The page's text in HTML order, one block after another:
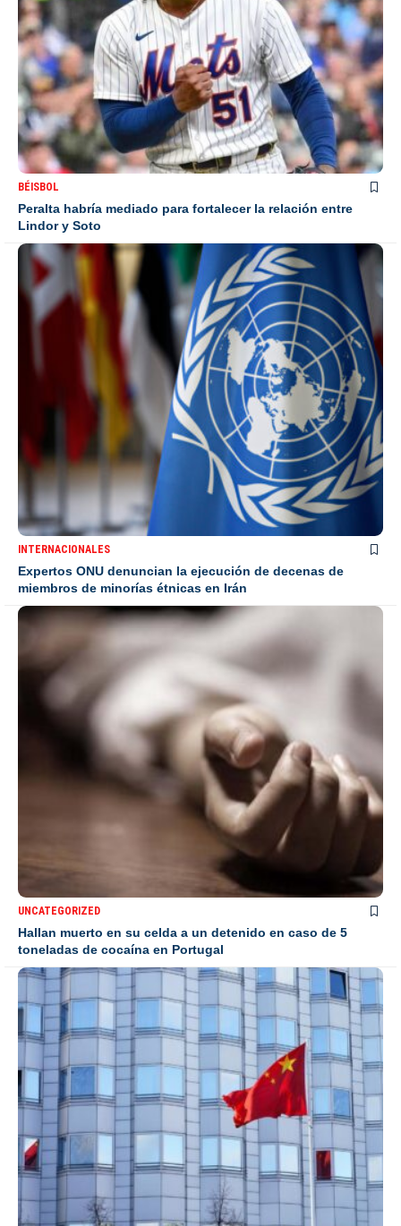
BÉISBOL
Peralta habría mediado para fortalecer la relación entre
Lindor y Soto
INTERNACIONALES
Expertos ONU denuncian la ejecución de decenas de
miembros de minorías étnicas en Irán
UNCATEGORIZED
Hallan muerto en su celda a un detenido en caso de 5
toneladas de cocaína en Portugal